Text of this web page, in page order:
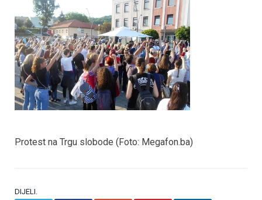
Protest na Trgu slobode (Foto: Megafon.ba)
DIJELI.